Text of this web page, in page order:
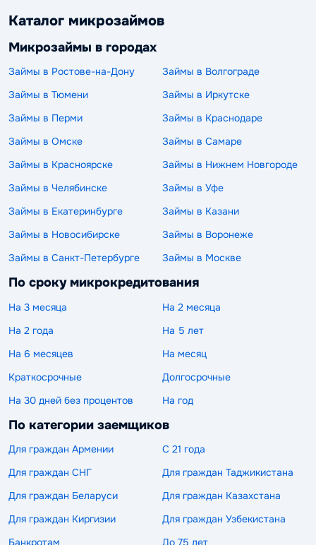
Каталог микрозаймов
Микрозаймы в городах
Займы в Ростове-на-Дону
Займы в Волгограде
Займы в Тюмени
Займы в Иркутске
Займы в Перми
Займы в Краснодаре
Займы в Омске
Займы в Самаре
Займы в Красноярске
Займы в Нижнем Новгороде
Займы в Челябинске
Займы в Уфе
Займы в Екатеринбурге
Займы в Казани
Займы в Новосибирске
Займы в Воронеже
Займы в Санкт-Петербурге
Займы в Москве
По сроку микрокредитования
На 3 месяца
На 2 месяца
На 2 года
На 5 лет
На 6 месяцев
На месяц
Краткосрочные
Долгосрочные
На 30 дней без процентов
На год
По категории заемщиков
Для граждан Армении
С 21 года
Для граждан СНГ
Для граждан Таджикистана
Для граждан Беларуси
Для граждан Казахстана
Для граждан Киргизии
Для граждан Узбекистана
Банкротам
До 75 лет